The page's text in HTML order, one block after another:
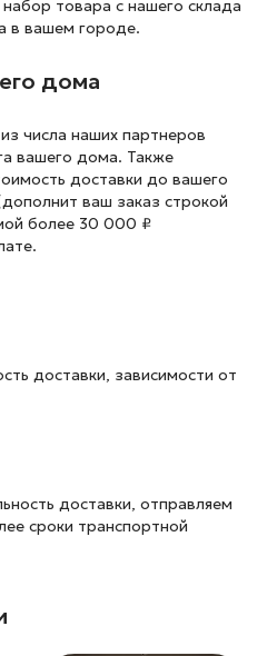
товара с нашего склада
в вашем городе.
дома
числа наших партнеров
вашего дома. Также
доставки до вашего
ваш заказ строкой
более 30 000 ₽
доставки, зависимости от
доставки, отправляем
сроки транспортной